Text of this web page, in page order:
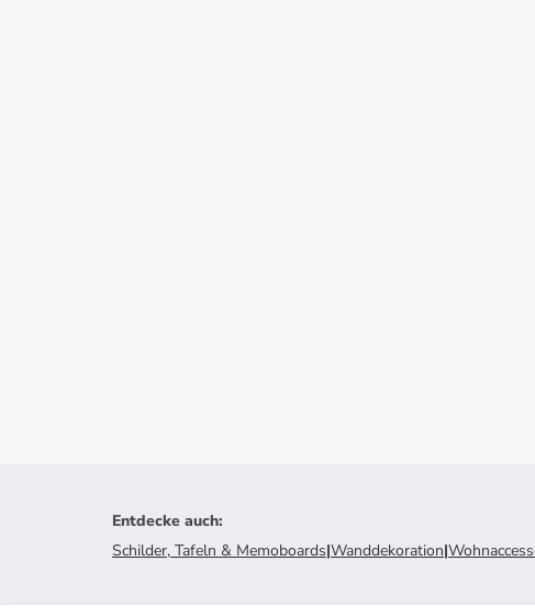
Entdecke auch:
Schilder, Tafeln & Memoboards|Wanddekoration|